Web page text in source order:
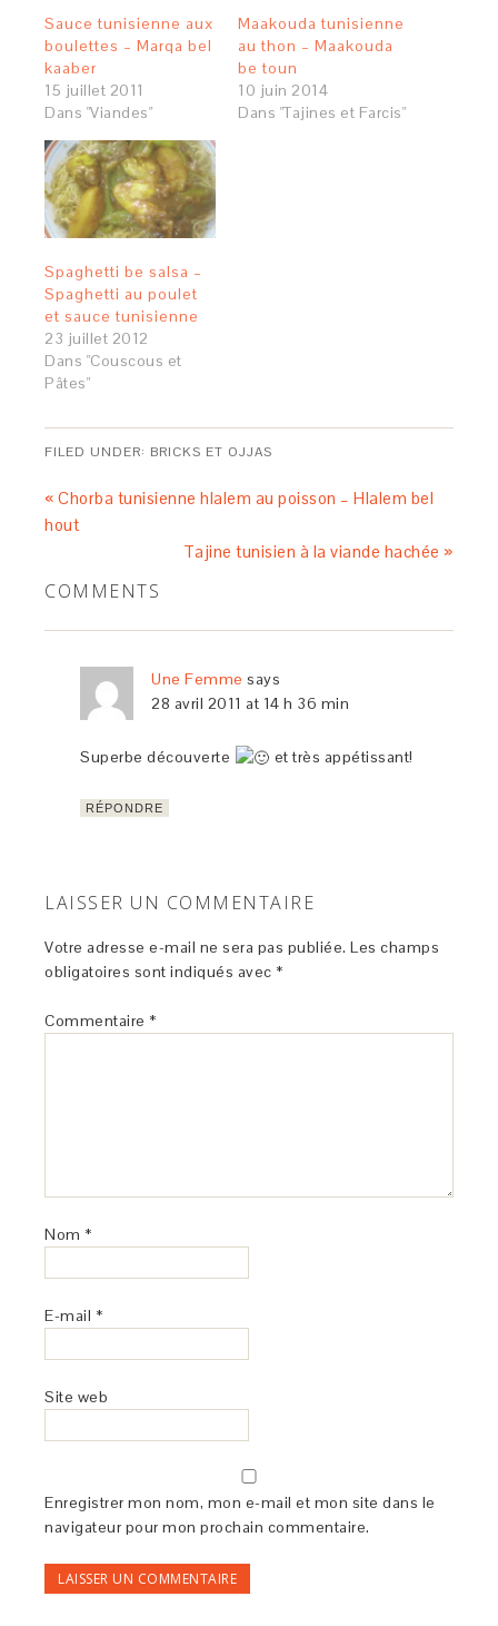
Sauce tunisienne aux
boulettes – Marqa bel
kaaber
15 juillet 2011
Dans "Viandes"
Maakouda tunisienne
au thon – Maakouda
be toun
10 juin 2014
Dans "Tajines et Farcis"
Spaghetti be salsa –
Spaghetti au poulet
et sauce tunisienne
23 juillet 2012
Dans "Couscous et
Pâtes"
FILED UNDER: BRICKS ET OJJAS
« Chorba tunisienne hlalem au poisson – Hlalem bel
hout
Tajine tunisien à la viande hachée »
COMMENTS
Une Femme says
28 avril 2011 at 14 h 36 min
Superbe découverte et très appétissant!
RÉPONDRE
LAISSER UN COMMENTAIRE
Votre adresse e-mail ne sera pas publiée. Les champs
obligatoires sont indiqués avec *
Commentaire *
Nom *
E-mail *
Site web
Enregistrer mon nom, mon e-mail et mon site dans le
navigateur pour mon prochain commentaire.